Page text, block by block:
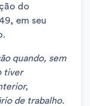
do
em seu
quando, sem
tiver
de trabalho.